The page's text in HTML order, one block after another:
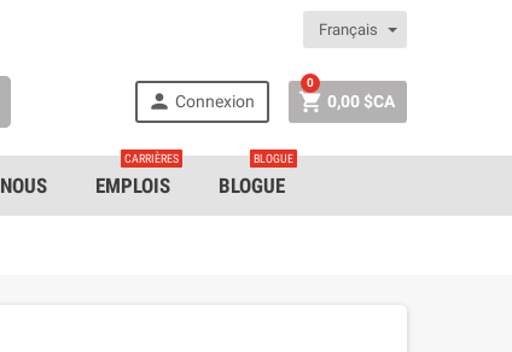
Français
 Connexion  0,00 $CA
0
EMPLOIS
CARRIÈRES
BLOGUE
BLOGUE